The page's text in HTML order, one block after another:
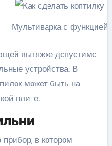
Мультиварка с функцией
вытяжке допустимо
устройства. В
может быть на
плите.
прибор, в котором